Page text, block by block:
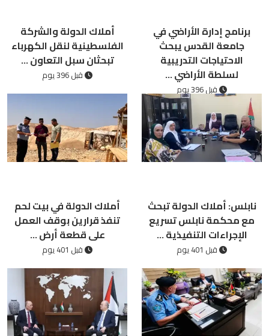
برنامج إدارة الأراضي في
جامعة القدس يبحث
الاحتياجات التدريبية
لسلطة الأراضي ...
قبل 396 يوم
أملاك الدولة والشركة
الفلسطينية لنقل الكهرباء
تبحثان سبل التعاون ...
قبل 396 يوم
نابلس: أملاك الدولة تبحث
مع محكمة نابلس تسريع
الإجراءات التنفيذية ...
قبل 401 يوم
أملاك الدولة في بيت لحم
تنفذ قرارين بوقف العمل
على قطعة أرض ...
قبل 401 يوم